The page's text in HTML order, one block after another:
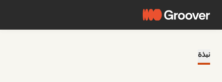
نبذة